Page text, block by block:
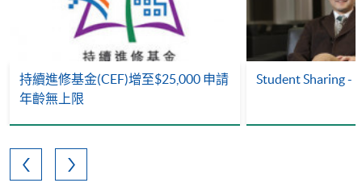
持續進修基金(CEF)增至$25,000 申請
年齡無上限
Student Sharing -